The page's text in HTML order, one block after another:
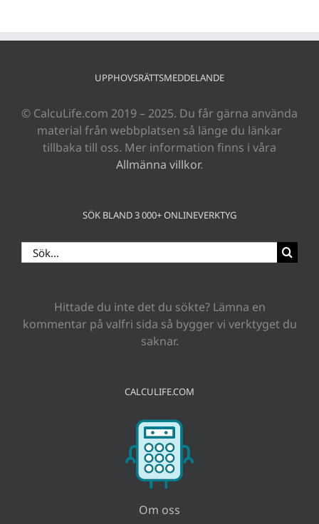
UPPHOVSRÄTTSMEDDELANDE
© CalcuLife.com 2019 – 2025. Du får gärna använda
material från webbplatsen så länge du länkar
tillbaka till oss. Mer information finns i våra
Allmänna villkor.
SÖK BLAND 3 000+ ONLINEVERKTYG
Sök
efter:
Hittade du inte det du sökte? Lämna en
kommentar på valfri sida så bygger vi verktyget du
saknar.
CALCULIFE.COM
Om oss